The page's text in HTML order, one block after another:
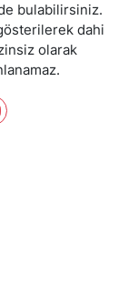
bulabilirsiniz.
dahi
olarak